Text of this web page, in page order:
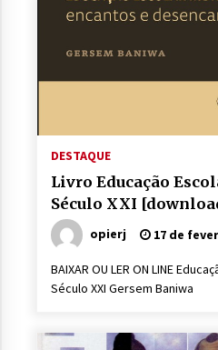
DESTAQUE
Livro Educação
Século XXI
opierj 17 de
BAIXAR OU LER ON LINE
Século XXI Gersem Baniwa